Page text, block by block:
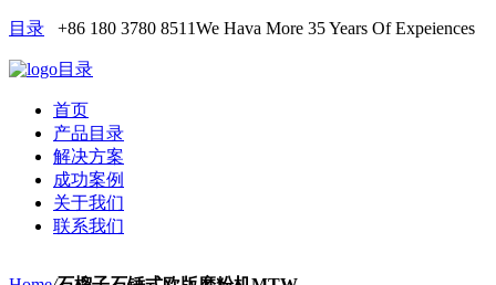
目录 +86 180 3780 8511We Hava More 35 Years Of Expeiences
目录
首页
产品目录
解决方案
成功案例
关于我们
联系我们